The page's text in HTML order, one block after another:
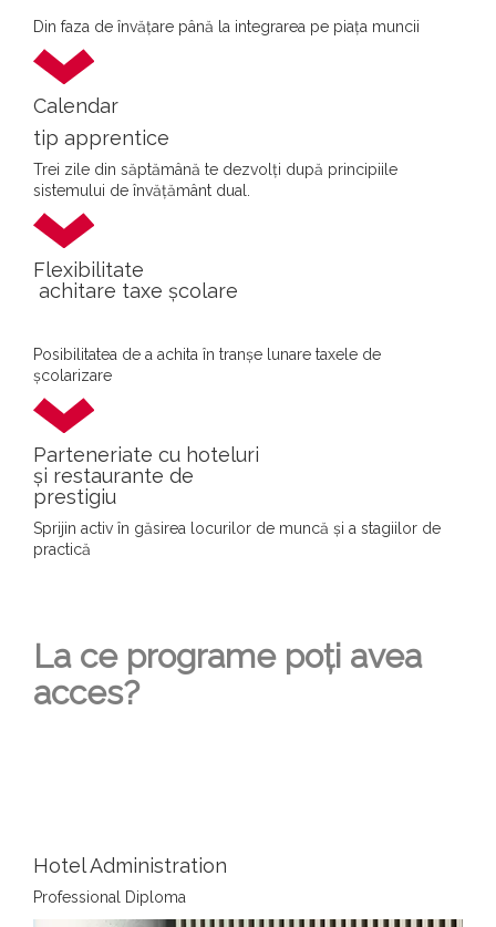
Din faza de învățare până la integrarea pe piața muncii
Calendar
tip apprentice
Trei zile din săptămână te dezvolți după principiile
sistemului de învățământ dual.
Flexibilitate
achitare taxe școlare
Posibilitatea de a achita în tranșe lunare taxele de
școlarizare
Parteneriate cu hoteluri
și restaurante de
prestigiu
Sprijin activ în găsirea locurilor de muncă și a stagiilor de
practică
La ce programe poți avea
acces?
Hotel Administration
Professional Diploma